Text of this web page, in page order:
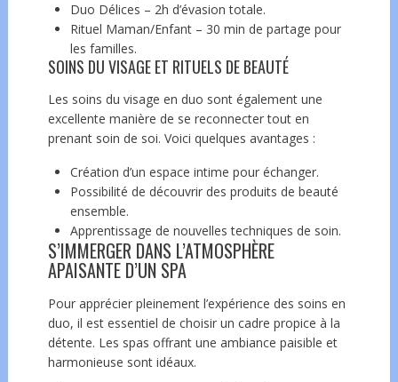
Duo Délices – 2h d’évasion totale.
Rituel Maman/Enfant – 30 min de partage pour
les familles.
SOINS DU VISAGE ET RITUELS DE BEAUTÉ
Les soins du visage en duo sont également une
excellente manière de se reconnecter tout en
prenant soin de soi. Voici quelques avantages :
Création d’un espace intime pour échanger.
Possibilité de découvrir des produits de beauté
ensemble.
Apprentissage de nouvelles techniques de soin.
S’IMMERGER DANS L’ATMOSPHÈRE
APAISANTE D’UN SPA
Pour apprécier pleinement l’expérience des soins en
duo, il est essentiel de choisir un cadre propice à la
détente. Les spas offrant une ambiance paisible et
harmonieuse sont idéaux.